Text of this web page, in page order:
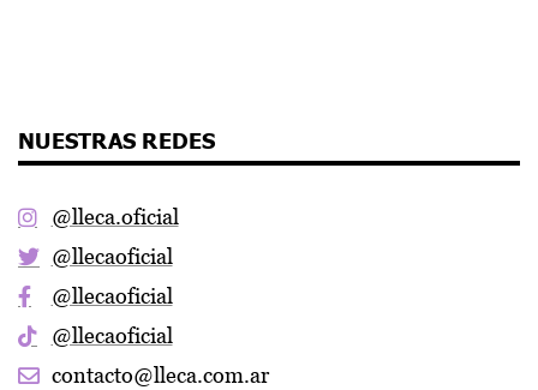
NUESTRAS REDES
@lleca.oficial
@llecaoficial
@llecaoficial
@llecaoficial
contacto@lleca.com.ar